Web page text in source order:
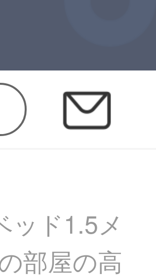
ッド1.5メ
部屋の高